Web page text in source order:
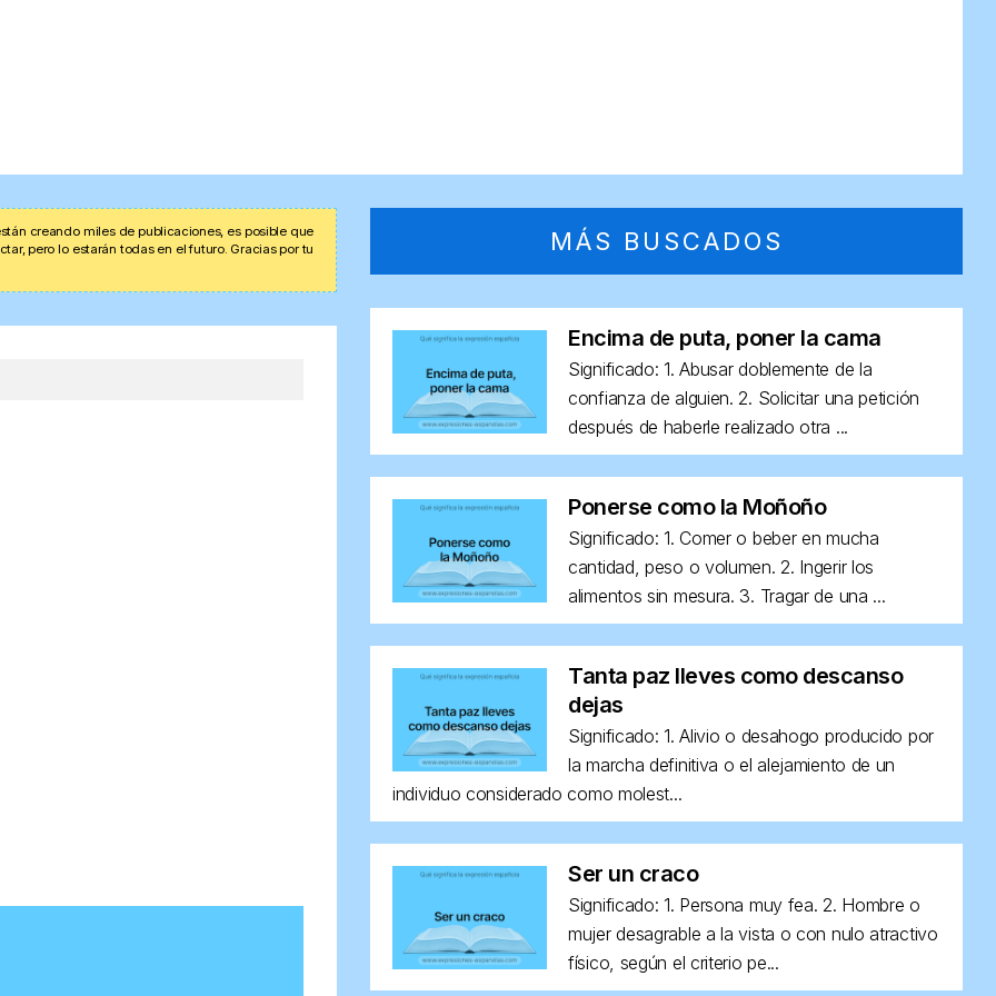
creando miles de publicaciones, es posible que
pero lo estarán todas en el futuro. Gracias por tu
MÁS BUSCADOS
Encima de puta, poner la cama
Significado: 1. Abusar doblemente de la
confianza de alguien. 2. Solicitar una petición
después de haberle realizado otra ...
Ponerse como la Moñoño
Significado: 1. Comer o beber en mucha
cantidad, peso o volumen. 2. Ingerir los
alimentos sin mesura. 3. Tragar de una ...
Tanta paz lleves como descanso
dejas
Significado: 1. Alivio o desahogo producido por
la marcha definitiva o el alejamiento de un
individuo considerado como molest...
Ser un craco
Significado: 1. Persona muy fea. 2. Hombre o
mujer desagrable a la vista o con nulo atractivo
físico, según el criterio pe...